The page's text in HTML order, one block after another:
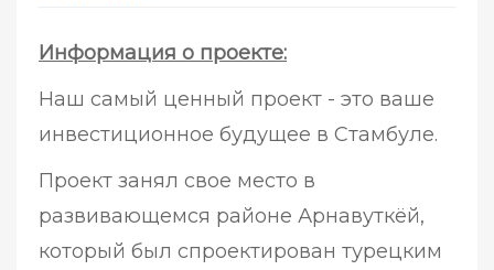
Информация о проекте:
Наш самый ценный проект - это ваше
инвестиционное будущее в Стамбуле.
Проект занял свое место в
развивающемся районе Арнавуткёй,
который был спроектирован турецким